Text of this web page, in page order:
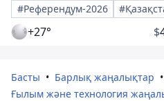
#Референдум-2026
+27° $
Басты
Барлық жаңалықтар
Ғылым және технология